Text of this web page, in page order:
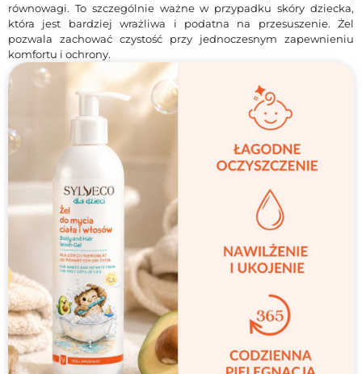
równowagi. To szczególnie ważne w przypadku skóry dziecka,
która jest bardziej wrażliwa i podatna na przesuszenie. Żel
pozwala zachować czystość przy jednoczesnym zapewnieniu
komfortu i ochrony.